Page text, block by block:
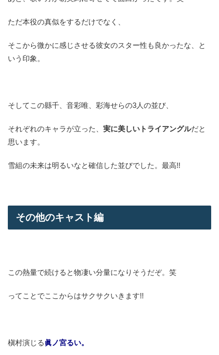
ただ本役の真似をするだけでなく、
そこから微かに感じさせる彼女のスター性も良かったな、と
いう印象。
そしてこの縣千、音彩唯、彩海せらの3人の並び、
それぞれのキャラが立った、 実に美しいトライアングルだと
思います。
雪組の未来は明るいなと確信した並びでした。最高!!
その他のキャスト編
この熱量で続けると物凄い分量になりそうだぞ。笑
ってことでここからはサクサクいきます!!
槇村演じる眞ノ宮るい。